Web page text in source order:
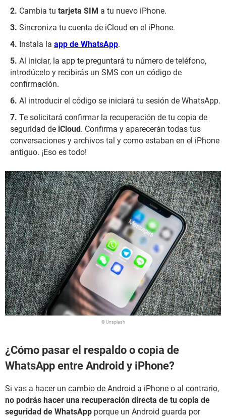
Cambia tu tarjeta SIM a tu nuevo iPhone.
Sincroniza tu cuenta de iCloud en el iPhone.
Instala la app de WhatsApp.
Al iniciar, la app te preguntará tu número de teléfono,
introdúcelo y recibirás un SMS con un código de
confirmación.
Al introducir el código se iniciará tu sesión de WhatsApp.
Te solicitará confirmar la recuperación de tu copia de
seguridad de iCloud . Confirma y aparecerán todas tus
conversaciones y archivos tal y como estaban en el iPhone
antiguo. ¡Eso es todo!
© Unsplash
¿Cómo pasar el respaldo o copia de
WhatsApp entre Android y iPhone?
Si vas a hacer un cambio de Android a iPhone o al contrario,
no podrás hacer una recuperación directa de tu copia de
seguridad de WhatsApp porque un Android guarda por